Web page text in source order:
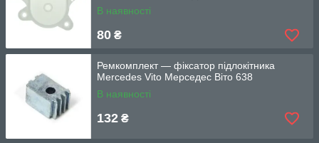
В наявності
80 ₴
Ремкомплект — фіксатор підлокітника
Mercedes Vito Мерседес Віто 638
В наявності
132 ₴